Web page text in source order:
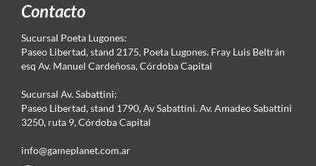
Contacto
Sucursal Poeta Lugones:
Paseo Libertad, stand 2175, Poeta Lugones. Fray Luis Beltrán
esq Av. Manuel Cardeñosa, Córdoba Capital
Sucursal Av. Sabattini:
Paseo Libertad, stand 1790, Av Sabattini. Av. Amadeo Sabattini
3250, ruta 9, Córdoba Capital
info@gameplanet.com.ar